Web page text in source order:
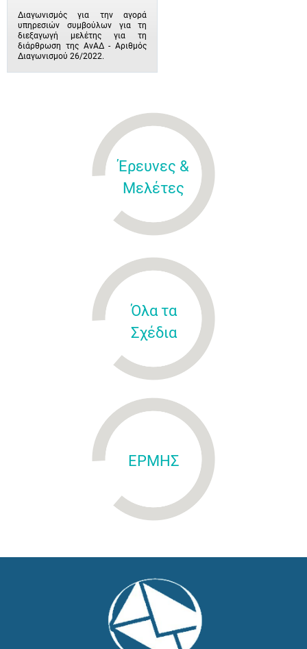
Διαγωνισμός για την αγορά
υπηρεσιών συμβούλων για τη
διεξαγωγή μελέτης για τη
διάρθρωση της ΑνΑΔ - Αριθμός
Διαγωνισμού 26/2022.
Έρευνες &
Μελέτες
Όλα τα
Σχέδια
ΕΡΜΗΣ